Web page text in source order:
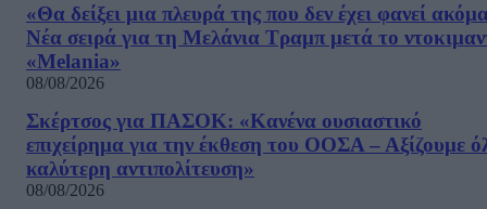
«Θα δείξει μια πλευρά της που δεν έχει φανεί
Νέα σειρά για τη Μελάνια Τραμπ μετά το
«Melania»
08/08/2026
Σκέρτσος για ΠΑΣΟΚ: «Κανένα ουσιαστικό
επιχείρημα για την έκθεση του ΟΟΣΑ – Αξίζουμε
καλύτερη αντιπολίτευση»
08/08/2026